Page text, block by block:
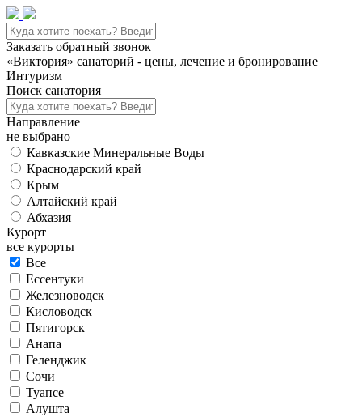
Заказать обратный звонок
«Виктория» санаторий - цены, лечение и бронирование |
Интуризм
Поиск санатория
Направление
не выбрано
Кавказские Минеральные Воды
Краснодарский край
Крым
Алтайский край
Абхазия
Курорт
все курорты
Все
Ессентуки
Железноводск
Кисловодск
Пятигорск
Анапа
Геленджик
Сочи
Туапсе
Алушта